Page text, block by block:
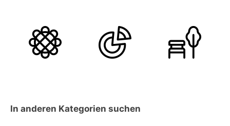
In anderen Kategorien suchen